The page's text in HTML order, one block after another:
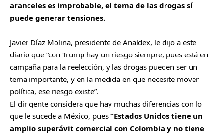
aranceles es improbable, el tema de las drogas sí
puede generar tensiones.
Javier Díaz Molina, presidente de Analdex, le dijo a este
diario que “con Trump hay un riesgo siempre, pues está en
campaña para la reelección, y las drogas pueden ser un
tema importante, y en la medida en que necesite mover
política, ese riesgo existe”.
El dirigente considera que hay muchas diferencias con lo
que le sucede a México, pues “Estados Unidos tiene un
amplio superávit comercial con Colombia y no tiene